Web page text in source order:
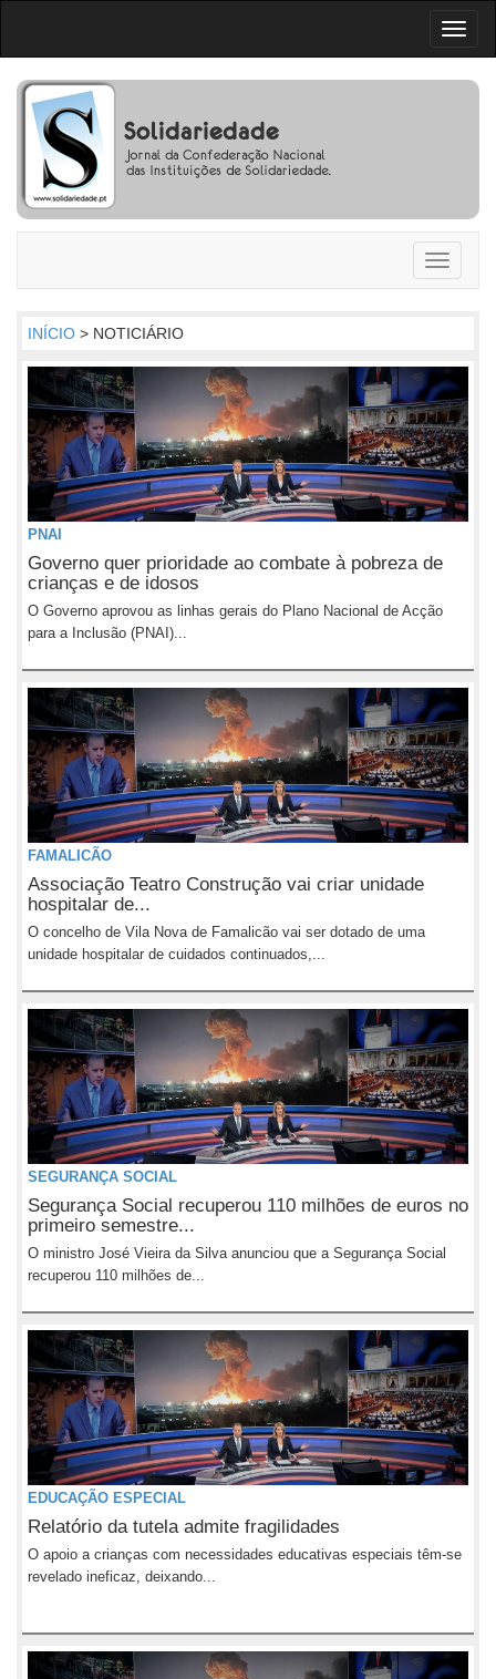
Toggle
INÍCIO > NOTICIÁRIO
PNAI
Governo quer prioridade ao combate à pobreza de
crianças e de idosos
O Governo aprovou as linhas gerais do Plano Nacional de Acção
para a Inclusão (PNAI)...
FAMALICÃO
Associação Teatro Construção vai criar unidade
hospitalar de...
O concelho de Vila Nova de Famalicão vai ser dotado de uma
unidade hospitalar de cuidados continuados,...
SEGURANÇA SOCIAL
Segurança Social recuperou 110 milhões de euros no
primeiro semestre...
O ministro José Vieira da Silva anunciou que a Segurança Social
recuperou 110 milhões de...
EDUCAÇÃO ESPECIAL
Relatório da tutela admite fragilidades
O apoio a crianças com necessidades educativas especiais têm-se
revelado ineficaz, deixando...